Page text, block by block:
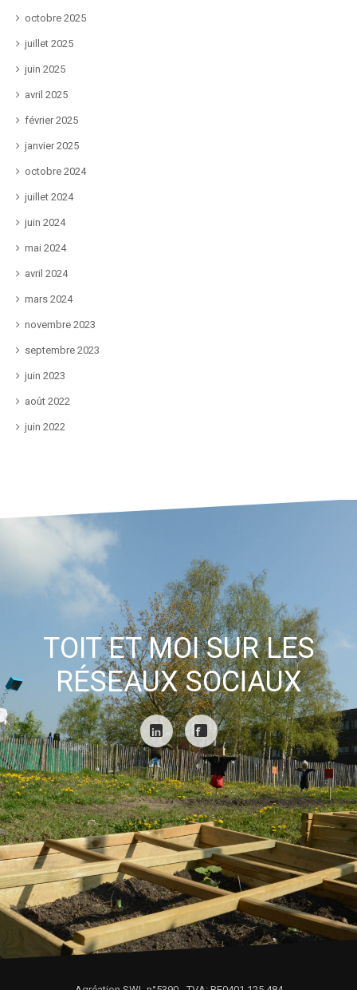
octobre 2025
juillet 2025
juin 2025
avril 2025
février 2025
janvier 2025
octobre 2024
juillet 2024
juin 2024
mai 2024
avril 2024
mars 2024
novembre 2023
septembre 2023
juin 2023
août 2022
juin 2022
TOIT ET MOI SUR LES
RÉSEAUX SOCIAUX